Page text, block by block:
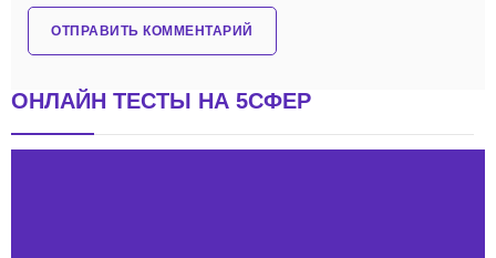
ОНЛАЙН ТЕСТЫ НА 5СФЕР